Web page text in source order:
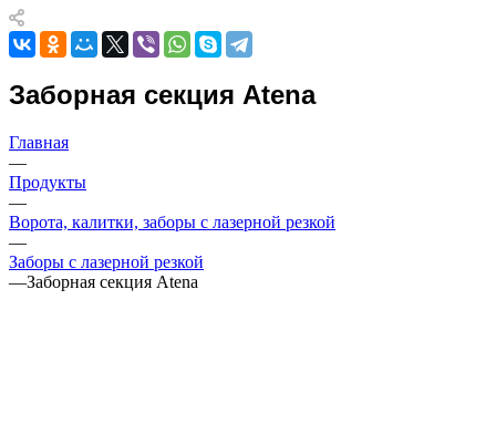
Заборная секция Atena
Главная
—
Продукты
—
Ворота, калитки, заборы с лазерной резкой
—
Заборы с лазерной резкой
—Заборная секция Atena